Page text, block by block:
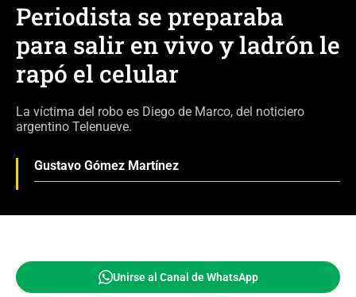
Periodista se preparaba
para salir en vivo y ladrón le
rapó el celular
La víctima del robo es Diego de Marco, del noticiero
argentino Telenueve.
Gustavo Gómez Martínez
Unirse al Canal de WhatsApp